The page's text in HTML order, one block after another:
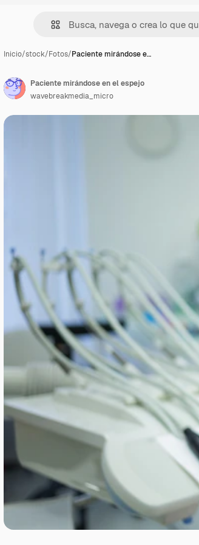
Inicio/stock/Fotos/Paciente mirándose e…
Paciente mirándose en el espejo
wavebreakmedia_micro